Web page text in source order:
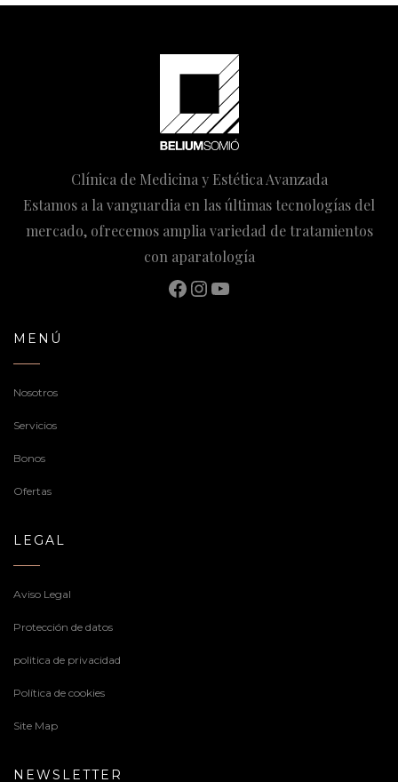
Clínica de Medicina y Estética Avanzada
Estamos a la vanguardia en las últimas tecnologías del
mercado, ofrecemos amplia variedad de tratamientos
con aparatología
Facebook
Instagram
YouTube
MENÚ
Nosotros
Servicios
Bonos
Ofertas
LEGAL
Aviso Legal
Protección de datos
politica de privacidad
Política de cookies
Site Map
NEWSLETTER